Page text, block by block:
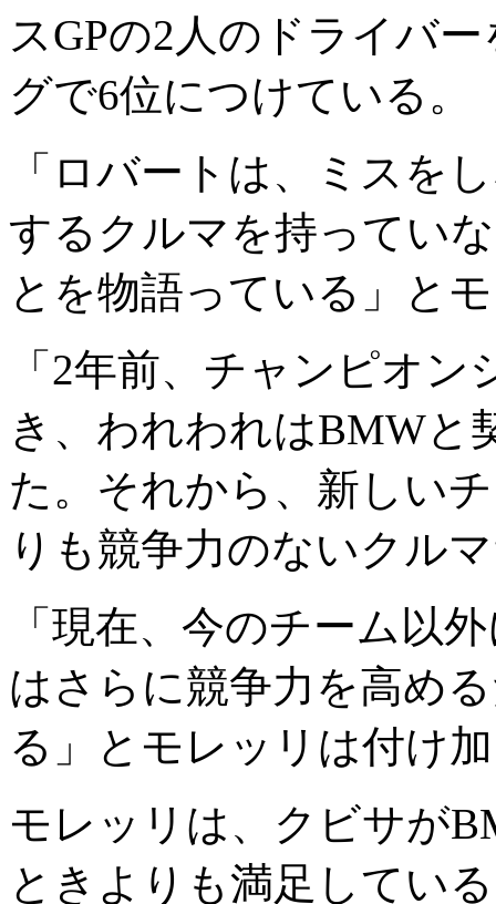
スGPの2人のドライバ
グで6位につけている。
「ロバートは、ミスを
するクルマを持ってい
とを物語っている」と
「2年前、チャンピオ
き、われわれはBMWと
た。それから、新しい
りも競争力のないクル
「現在、今のチーム以
はさらに競争力を高め
る」とモレッリは付け
モレッリは、クビサが
ときよりも満足してい